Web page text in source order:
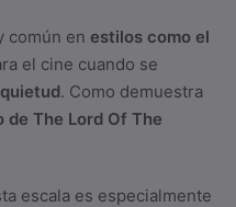
común en estilos como el
el cine cuando se
. Como demuestra
de The Lord Of The
escala es especialmente